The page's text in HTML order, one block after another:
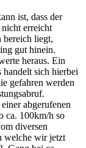
ist, dass der
erreicht
bereich liegt,
gut hinein.
heraus. Ein
sich hierbei
gefahren werden
abgerufenen
ca. 100km/h so
diversen
welche wir jetzt